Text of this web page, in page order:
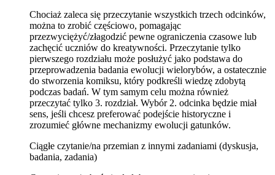
Chociaż zaleca się przeczytanie wszystkich trzech odcinków,
można to zrobić częściowo, pomagając
przezwyciężyć/złagodzić pewne ograniczenia czasowe lub
zachęcić uczniów do kreatywności. Przeczytanie tylko
pierwszego rozdziału może posłużyć jako podstawa do
przeprowadzenia badania ewolucji wielorybów, a ostatecznie
do stworzenia komiksu, który podkreśli wiedzę zdobytą
podczas badań. W tym samym celu można również
przeczytać tylko 3. rozdział. Wybór 2. odcinka będzie miał
sens, jeśli chcesz preferować podejście historyczne i
zrozumieć główne mechanizmy ewolucji gatunków.
Ciągłe czytanie/na przemian z innymi zadaniami (dyskusja,
badania, zadania)